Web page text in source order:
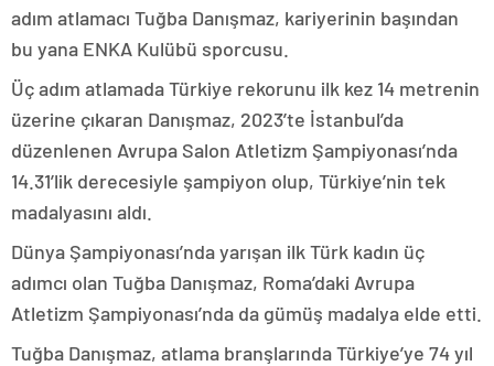
adım atlamacı Tuğba Danışmaz, kariyerinin başından
bu yana ENKA Kulübü sporcusu.
Üç adım atlamada Türkiye rekorunu ilk kez 14 metrenin
üzerine çıkaran Danışmaz, 2023’te İstanbul’da
düzenlenen Avrupa Salon Atletizm Şampiyonası’nda
14.31’lik derecesiyle şampiyon olup, Türkiye’nin tek
madalyasını aldı.
Dünya Şampiyonası’nda yarışan ilk Türk kadın üç
adımcı olan Tuğba Danışmaz, Roma’daki Avrupa
Atletizm Şampiyonası’nda da gümüş madalya elde etti.
Tuğba Danışmaz, atlama branşlarında Türkiye’ye 74 yıl